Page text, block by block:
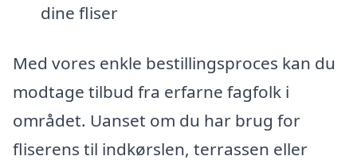
dine fliser
Med vores enkle bestillingsproces kan du
modtage tilbud fra erfarne fagfolk i
området. Uanset om du har brug for
fliserens til indkørslen, terrassen eller